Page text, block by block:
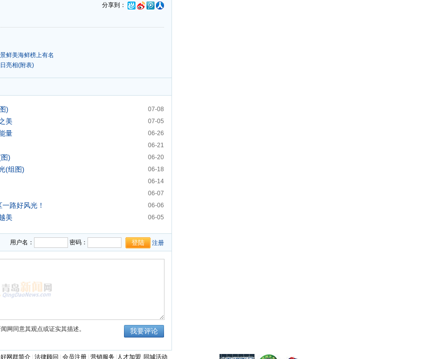
分享到：
鲜美海鲜榜上有名
亮相(附表)
07-08
)
07-05
美
06-26
量
06-21
06-20
)
06-18
(组图)
06-14
06-07
06-06
路好风光！
06-05
美
用户名： 密码： 注册
网同意其观点或证实其描述。